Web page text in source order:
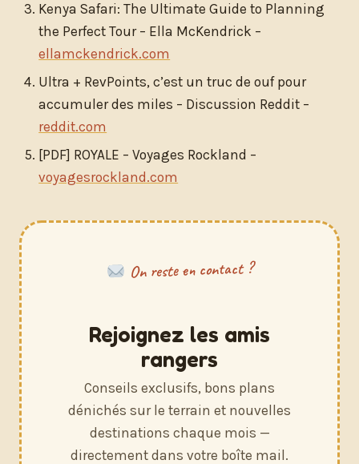
Kenya Safari: The Ultimate Guide to Planning
the Perfect Tour – Ella McKendrick –
ellamckendrick.com
Ultra + RevPoints, c’est un truc de ouf pour
accumuler des miles – Discussion Reddit –
reddit.com
[PDF] ROYALE – Voyages Rockland –
voyagesrockland.com
On reste en contact ?
Rejoignez les amis
rangers
Conseils exclusifs, bons plans
dénichés sur le terrain et nouvelles
destinations chaque mois —
directement dans votre boîte mail.